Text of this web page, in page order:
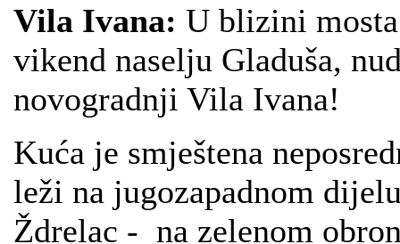
Vila Ivana: U blizini
vikend naselju Gladuša,
novogradnji Vila Ivana!
Kuća je smještena
leži na jugozapadnom
Ždrelac - na zelenom